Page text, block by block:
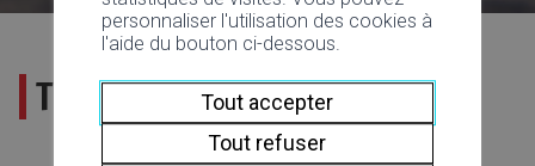
Test
personnaliser l'utilisation des cookies à
l'aide du bouton ci-dessous.
Tout accepter
Tout refuser